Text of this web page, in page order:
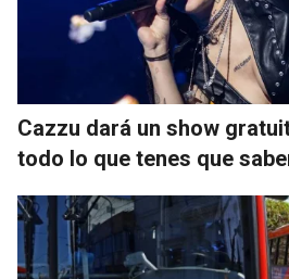
Cazzu dará un show
todo lo que tenes que